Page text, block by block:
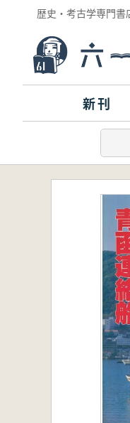
歴史・考古学専門
新刊